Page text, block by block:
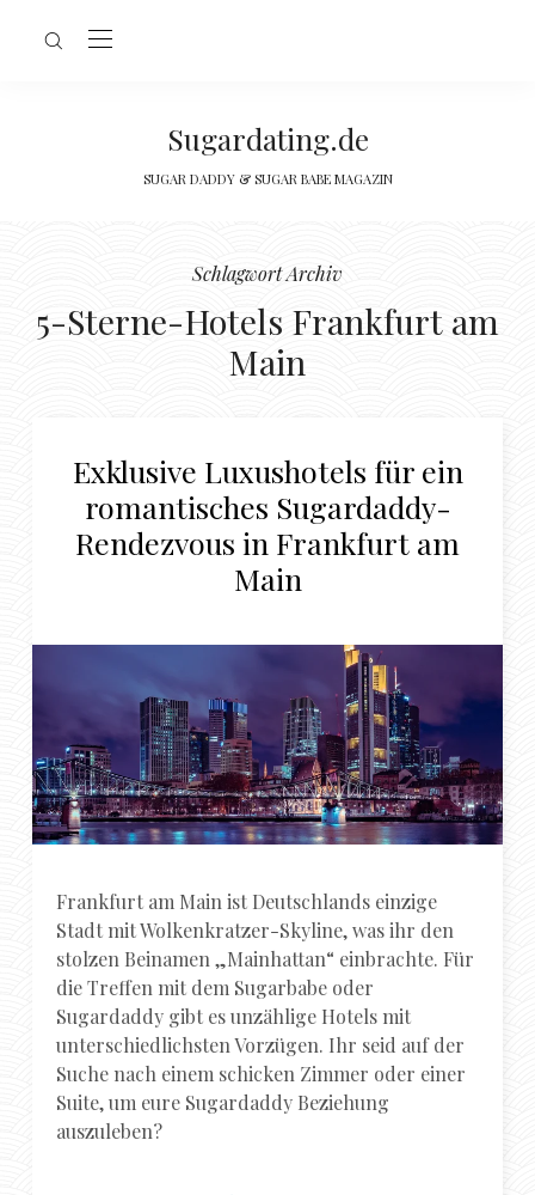
Sugardating.de
SUGAR DADDY & SUGAR BABE MAGAZIN
Schlagwort Archiv
5-Sterne-Hotels Frankfurt am
Main
Exklusive Luxushotels für ein
romantisches Sugardaddy-
Rendezvous in Frankfurt am
Main
Frankfurt am Main ist Deutschlands einzige
Stadt mit Wolkenkratzer-Skyline, was ihr den
stolzen Beinamen „Mainhattan“ einbrachte. Für
die Treffen mit dem Sugarbabe oder
Sugardaddy gibt es unzählige Hotels mit
unterschiedlichsten Vorzügen. Ihr seid auf der
Suche nach einem schicken Zimmer oder einer
Suite, um eure Sugardaddy Beziehung
auszuleben?